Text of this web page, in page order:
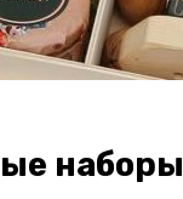
наборы